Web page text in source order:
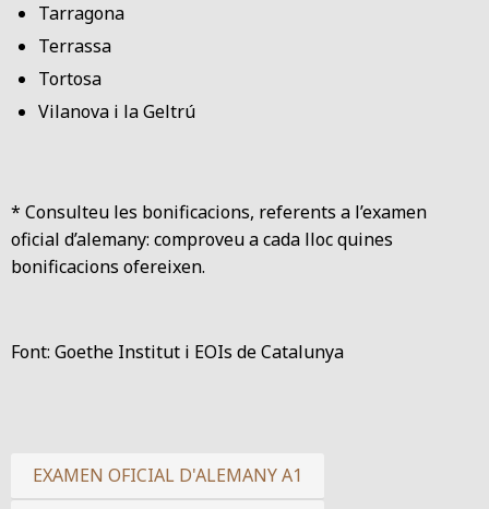
Tarragona
Terrassa
Tortosa
Vilanova i la Geltrú
* Consulteu les bonificacions, referents a l’examen
oficial d’alemany: comproveu a cada lloc quines
bonificacions ofereixen.
Font: Goethe Institut i EOIs de Catalunya
EXAMEN OFICIAL D'ALEMANY A1